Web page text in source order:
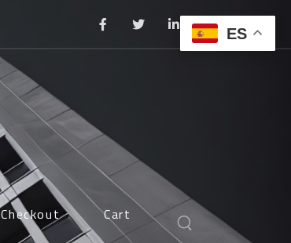
Checkout Cart
ES